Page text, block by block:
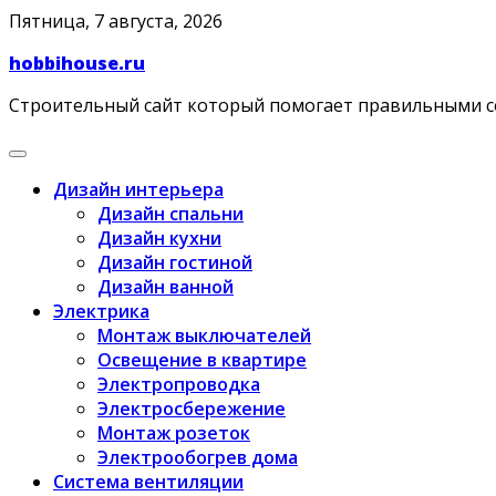
Skip
content
Пятница, 7 августа, 2026
hobbihouse.ru
Строительный сайт который помогает правильными
Дизайн интерьера
Дизайн спальни
Дизайн кухни
Дизайн гостиной
Дизайн ванной
Электрика
Монтаж выключателей
Освещение в квартире
Электропроводка
Электросбережение
Монтаж розеток
Электрообогрев дома
Система вентиляции